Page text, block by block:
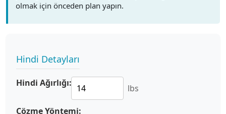
olmak için önceden plan yapın.
Hindi Detayları
Hindi Ağırlığı: lbs
Çözme Yöntemi: